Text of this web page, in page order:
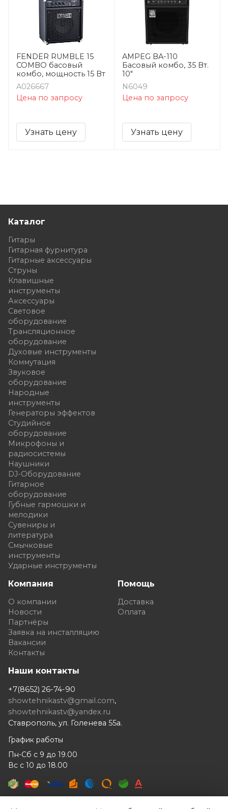
FENDER RUMBLE 15
COMBO басовый
комбо, мощность 15 Вт
A026667
Цена по запросу
Узнать цену
AMPEG BA-110
Басовый комбо, 35 Вт.
10"
N6049
Цена по запросу
Узнать цену
Каталог
Гитары
Гитарная фурнитура
Гитарные аксессуары
Струны
Клавишные
инструменты
Аксессуары
Световое
оборудование
Трансляционное
оборудование
Духовые инструменты
Коммутация
Звуковое
оборудование
Народные
инструменты
Генераторы эффектов
Студийное
оборудование
Микрофоны и
радиосистемы
Наушники
DJ-Оборудование
Гитарное
оборудование
Губные гармошки и
мелодики
Сувениры и
литература
Смычковые
инструменты
Ударные инструменты
Компания
О компании
Новости
Партнёры
Заявка на инсталляцию
Вакансии
Контакты
Помощь
Доставка
Оплата
Наши контакты
+7(8652) 26-74-90
showtehnikastv@gmail.com,
showtehnikastv@yandex.ru
Ставрополь, ул. Голенева 55а.
График работы
Пн-Сб с 9 до 19.00
Вс с 10 до 18.00